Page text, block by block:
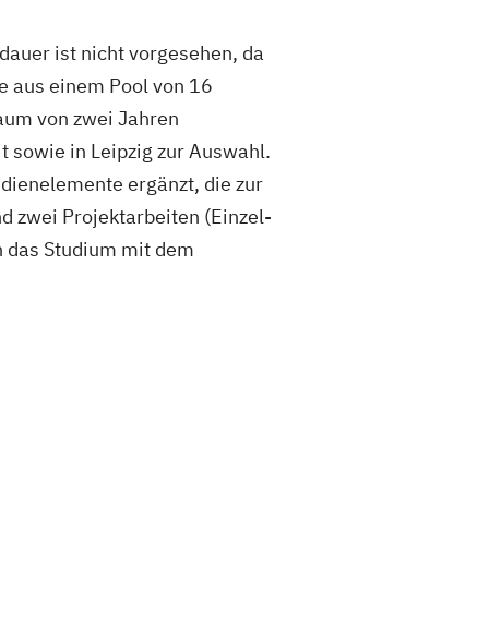
ist nicht vorgesehen, da
aus einem Pool von 16
von zwei Jahren
in Leipzig zur Auswahl.
ergänzt, die zur
zwei Projektarbeiten (Einzel-
Studium mit dem